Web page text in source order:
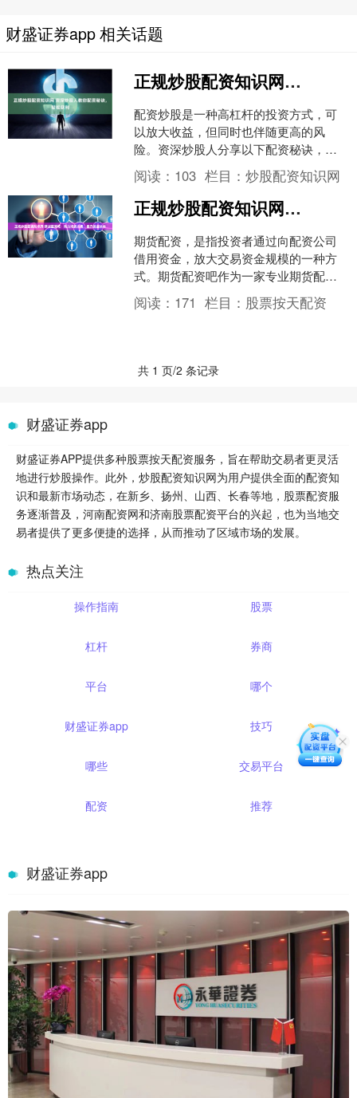
财盛证券app 相关话题
正规炒股配资知识网 资深炒股人教你配资秘诀，轻松获利
配资炒股是一种高杠杆的投资方式，可
以放大收益，但同时也伴随更高的风
险。资深炒股人分享以下配资秘诀，助
你轻松获利： 1. **安全可靠：**正规配资
平台受到监管机....
阅读： 103 栏目：炒股配资知识网
正规炒股配资知识网 期货配资吧：助力期货交易，提升资金效率
期货配资，是指投资者通过向配资公司
借用资金，放大交易资金规模的一种方
式。期货配资吧作为一家专业期货配资
平台，为广大期货交易者提供安全、便
捷、高效的配资服务。 2....
阅读： 171 栏目： 股票按天配资
共 1 页/2 条记录
财盛证券app
财盛证券APP提供多种股票按天配资服务，旨在帮助交易者更灵活
地进行炒股操作。此外，炒股配资知识网为用户提供全面的配资知
识和最新市场动态，在新乡、扬州、山西、长春等地，股票配资服
务逐渐普及，河南配资网和济南股票配资平台的兴起，也为当地交
易者提供了更多便捷的选择，从而推动了区域市场的发展。
热点关注
操作指南 股票
杠杆 券商
平台 哪个
财盛证券app 技巧
哪些 交易平台
配资 推荐
财盛证券app